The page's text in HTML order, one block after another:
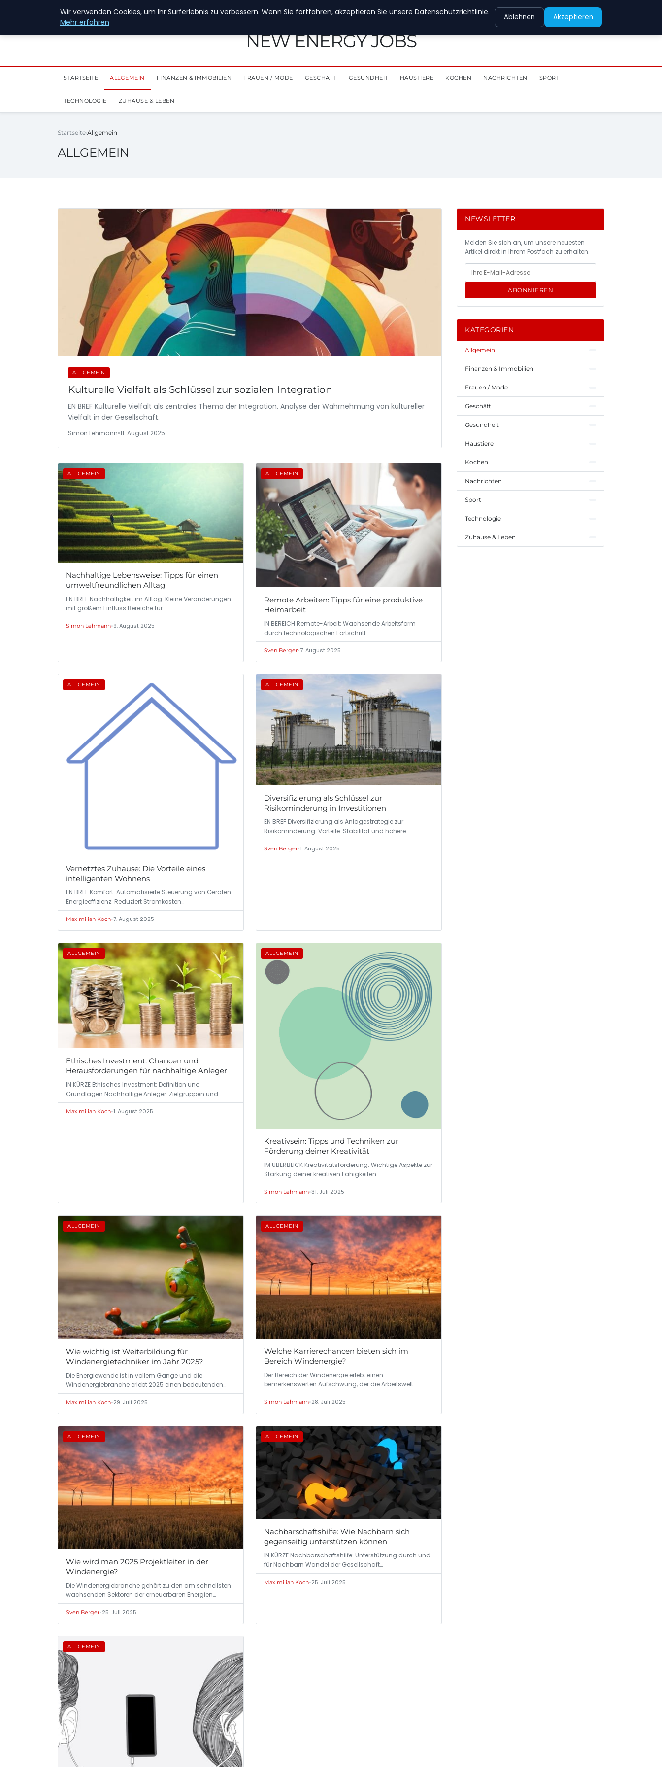
28. Juli 2026
NEW ENERGY JOBS
STARTSEITE ALLGEMEIN FINANZEN & IMMOBILIEN FRAUEN / MODE GESCHÄFT GESUNDHEIT HAUSTIERE KOCHEN NACHRICHTEN SPORT
TECHNOLOGIE ZUHAUSE & LEBEN
Startseite Allgemein
ALLGEMEIN
ALLGEMEIN
Kulturelle Vielfalt als Schlüssel zur sozialen Integration
EN BREF Kulturelle Vielfalt als zentrales Thema der Integration. Analyse der Wahrnehmung von kultureller
Vielfalt in der Gesellschaft.
Simon Lehmann•11. August 2025
ALLGEMEIN
Nachhaltige Lebensweise: Tipps für einen
umweltfreundlichen Alltag
EN BREF Nachhaltigkeit im Alltag: Kleine Veränderungen
mit großem Einfluss Bereiche für…
Simon Lehmann•9. August 2025
ALLGEMEIN
Remote Arbeiten: Tipps für eine produktive
Heimarbeit
IN BEREICH Remote-Arbeit: Wachsende Arbeitsform
durch technologischen Fortschritt.
Sven Berger•7. August 2025
ALLGEMEIN
Vernetztes Zuhause: Die Vorteile eines
intelligenten Wohnens
EN BREF Komfort: Automatisierte Steuerung von Geräten.
Energieeffizienz: Reduziert Stromkosten…
Maximilian Koch•7. August 2025
ALLGEMEIN
Diversifizierung als Schlüssel zur
Risikominderung in Investitionen
EN BREF Diversifizierung als Anlagestrategie zur
Risikominderung. Vorteile: Stabilität und höhere…
Sven Berger•1. August 2025
ALLGEMEIN
Ethisches Investment: Chancen und
Herausforderungen für nachhaltige Anleger
IN KÜRZE Ethisches Investment: Definition und
Grundlagen Nachhaltige Anleger: Zielgruppen und…
Maximilian Koch•1. August 2025
ALLGEMEIN
Kreativsein: Tipps und Techniken zur
Förderung deiner Kreativität
IM ÜBERBLICK Kreativitätsförderung: Wichtige Aspekte zur
Stärkung deiner kreativen Fähigkeiten.
Simon Lehmann•31. Juli 2025
ALLGEMEIN
Wie wichtig ist Weiterbildung für
Windenergietechniker im Jahr 2025?
Die Energiewende ist in vollem Gange und die
Windenergiebranche erlebt 2025 einen bedeutenden…
Maximilian Koch•29. Juli 2025
ALLGEMEIN
Welche Karrierechancen bieten sich im
Bereich Windenergie?
Der Bereich der Windenergie erlebt einen
bemerkenswerten Aufschwung, der die Arbeitswelt
maßgeblich…
Simon Lehmann•28. Juli 2025
ALLGEMEIN
Wie wird man 2025 Projektleiter in der
Windenergie?
Die Windenergiebranche gehört zu den am schnellsten
wachsenden Sektoren der erneuerbaren Energien…
Sven Berger•25. Juli 2025
ALLGEMEIN
Nachbarschaftshilfe: Wie Nachbarn sich
gegenseitig unterstützen können
IN KÜRZE Nachbarschaftshilfe: Unterstützung durch und
für Nachbarn Wandel der Gesellschaft…
Maximilian Koch•25. Juli 2025
ALLGEMEIN
NEWSLETTER
Melden Sie sich an, um unsere neuesten
Artikel direkt in Ihrem Postfach zu erhalten.
ABONNIEREN
KATEGORIEN
Allgemein
Finanzen & Immobilien
Frauen / Mode
Geschäft
Gesundheit
Haustiere
Kochen
Nachrichten
Sport
Technologie
Zuhause & Leben
Wir verwenden Cookies, um Ihr Surferlebnis zu verbessern. Wenn Sie fortfahren, akzeptieren Sie unsere Datenschutzrichtlinie.
Mehr erfahren
Ablehnen Akzeptieren